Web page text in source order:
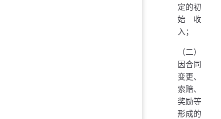
定的初
始收
入；
（二）
因合同
变更、
索赔、
奖励等
形成的